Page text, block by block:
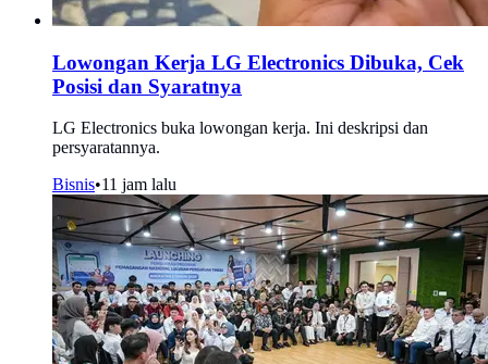
Lowongan Kerja LG Electronics Dibuka, Cek
Posisi dan Syaratnya
LG Electronics buka lowongan kerja. Ini deskripsi dan
persyaratannya.
Bisnis•11 jam lalu